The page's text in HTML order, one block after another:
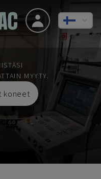
MYYTY.
koneet